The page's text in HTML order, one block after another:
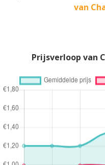
van
Prijsverloop van